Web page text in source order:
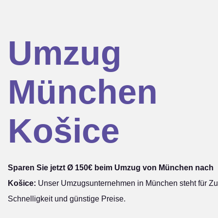
Umzug
München
Košice
Sparen Sie jetzt Ø 150€ beim Umzug von München nach
Košice: Unser Umzugsunternehmen in München steht für
Schnelligkeit und günstige Preise.